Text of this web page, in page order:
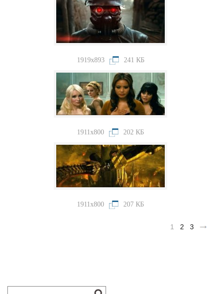
1919x893 241 КБ
1911x800 202 КБ
1911x800 207 КБ
1 2 3